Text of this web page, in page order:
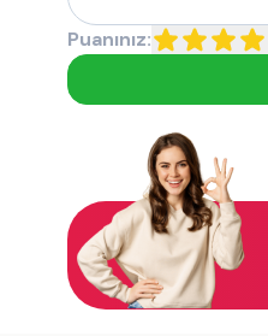
Puanınız: